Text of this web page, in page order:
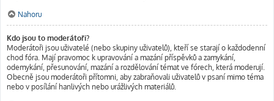
Nahoru
Kdo jsou to moderátoři?
Moderátoři jsou uživatelé (nebo skupiny uživatelů), kteří se starají o každodenní
chod fóra. Mají pravomoc k upravování a mazání příspěvků a zamykání,
odemykání, přesunování, mazání a rozdělování témat ve fórech, která moderují.
Obecně jsou moderátoři přítomni, aby zabraňovali uživatelů v psaní mimo téma
nebo v posílání hanlivých nebo urážlivých materiálů.